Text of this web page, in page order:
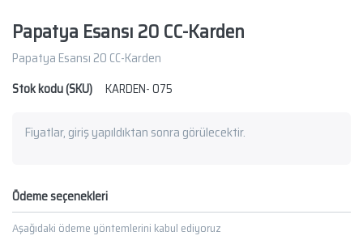
Papatya Esansı 20 CC-Karden
Papatya Esansı 20 CC-Karden
Stok kodu (SKU)
KARDEN- 075
Fiyatlar, giriş yapıldıktan sonra görülecektir.
Ödeme seçenekleri
Aşağıdaki ödeme yöntemlerini kabul ediyoruz